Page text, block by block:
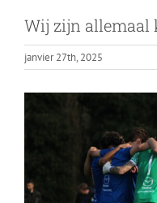
Wij zijn allemaal
janvier 27th, 2025
l'image